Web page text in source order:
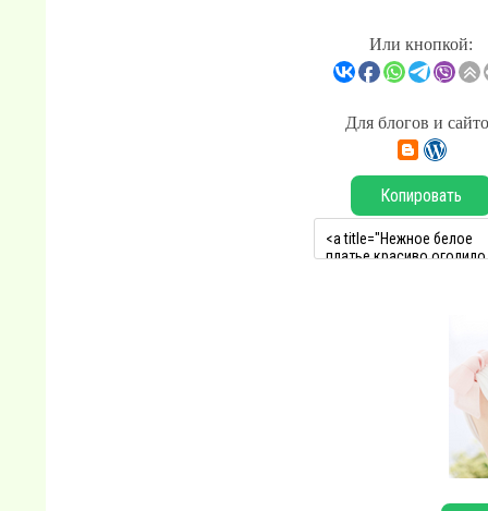
Или кнопкой:
Для блогов и
Копировать